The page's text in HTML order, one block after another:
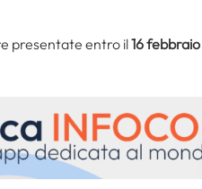
presentate entro il16 febbraio